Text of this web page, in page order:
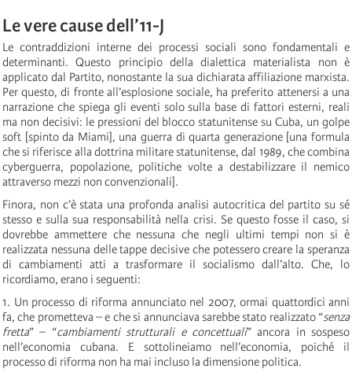
Le vere cause dell’11-J
Le contraddizioni interne dei processi sociali sono fondamentali e
determinanti. Questo principio della dialettica materialista non è
applicato dal Partito, nonostante la sua dichiarata affiliazione marxista.
Per questo, di fronte all’esplosione sociale, ha preferito attenersi a una
narrazione che spiega gli eventi solo sulla base di fattori esterni, reali
ma non decisivi: le pressioni del blocco statunitense su Cuba, un golpe
soft [spinto da Miami], una guerra di quarta generazione [una formula
che si riferisce alla dottrina militare statunitense, dal 1989, che combina
cyberguerra, popolazione, politiche volte a destabilizzare il nemico
attraverso mezzi non convenzionali].
Finora, non c’è stata una profonda analisi autocritica del partito su sé
stesso e sulla sua responsabilità nella crisi. Se questo fosse il caso, si
dovrebbe ammettere che nessuna che negli ultimi tempi non si è
realizzata nessuna delle tappe decisive che potessero creare la speranza
di cambiamenti atti a trasformare il socialismo dall’alto. Che, lo
ricordiamo, erano i seguenti:
1. Un processo di riforma annunciato nel 2007, ormai quattordici anni
fa, che prometteva – e che si annunciava sarebbe stato realizzato “senza
fretta” – “cambiamenti strutturali e concettuali” ancora in sospeso
nell’economia cubana. E sottolineiamo nell’economia, poiché il
processo di riforma non ha mai incluso la dimensione politica.